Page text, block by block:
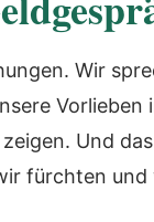
Wir
Und
fürchten und